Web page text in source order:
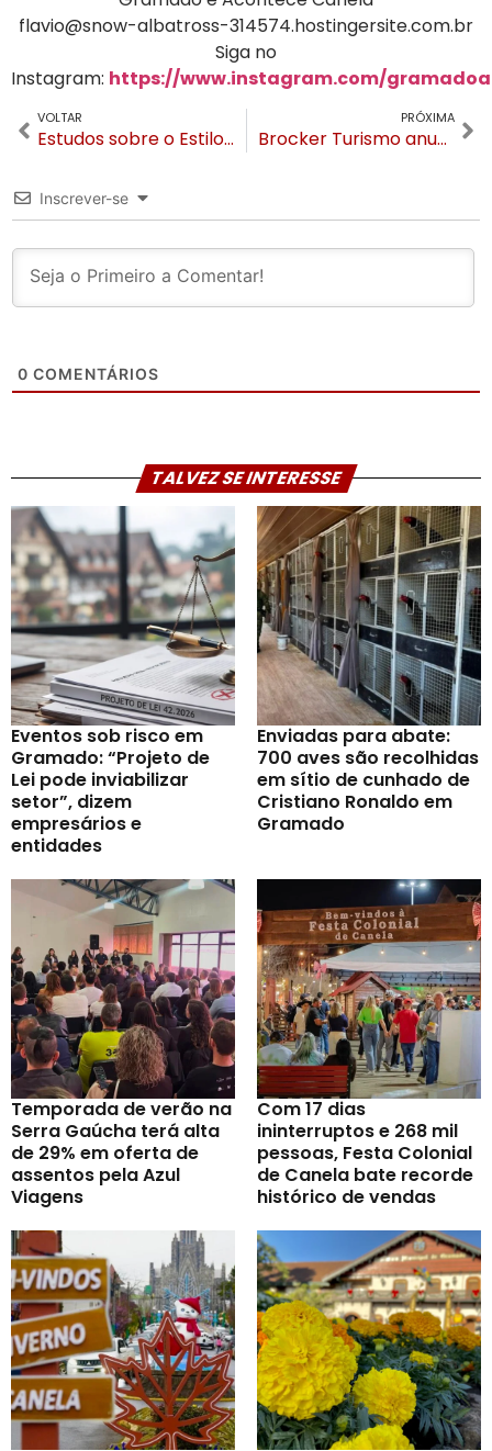
flavio@snow-albatross-314574.hostingersite.com.br
Siga no
Instagram: https://www.instagram.com/
VOLTAR
Estudos sobre o Estilo Arquitetônico Predominante de Gramado estão em fase final
PRÓXIMA
Brocker Turismo anuncia novas diretoras
Inscrever-se
0 COMENTÁRIOS
TALVEZ SE INTERESSE
Eventos sob risco em
Gramado: “Projeto de
Lei pode inviabilizar
setor”, dizem
empresários e
entidades
Enviadas para abate:
700 aves são recolhidas
em sítio de cunhado de
Cristiano Ronaldo em
Gramado
Temporada de verão na
Serra Gaúcha terá alta
de 29% em oferta de
assentos pela Azul
Viagens
Com 17 dias
ininterruptos e 268 mil
pessoas, Festa Colonial
de Canela bate recorde
histórico de vendas